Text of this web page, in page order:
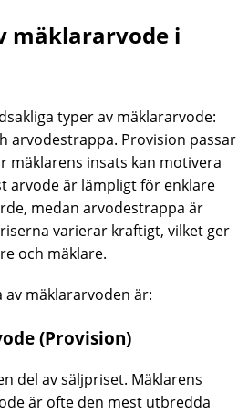
mäklararvode i
typer av mäklararvode:
arvodestrappa. Provision passar
mäklarens insats kan motivera
arvode är lämpligt för enklare
medan arvodestrappa är
varierar kraftigt, vilket ger
och mäklare.
mäklararvoden är:
(Provision)
del av säljpriset. Mäklarens
är ofte den mest utbredda